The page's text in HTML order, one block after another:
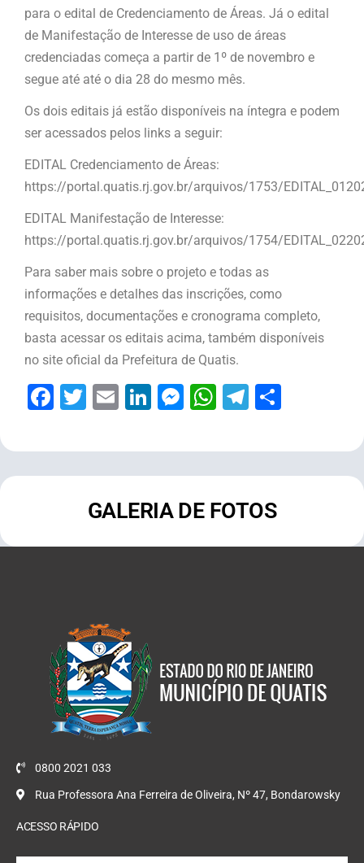
para o edital de Credenciamento de Áreas. Já o edital
de Manifestação de Interesse de uso de áreas
credenciadas começa a partir de 1º de novembro e
segue até até o dia 28 do mesmo mês.
Os dois editais já estão disponíveis na íntegra e podem
ser acessados pelos links a seguir:
EDITAL Credenciamento de Áreas:
https://portal.quatis.rj.gov.br/arquivos/1753/
EDITAL Manifestação de Interesse:
https://portal.quatis.rj.gov.br/arquivos/1754/
Para saber mais sobre o projeto e todas as
informações e detalhes das inscrições, como
requisitos, documentações e cronograma completo,
basta acessar os editais acima, também disponíveis
no site oficial da Prefeitura de Quatis.
Facebook
Twitter
EmailLinkedIn
Messenger
WhatsApp
Telegram
GALERIA DE FOTOS
0800 2021 033
Rua Professora Ana Ferreira de Oliveira, Nº 47, Bondarowsky
ACESSO RÁPIDO